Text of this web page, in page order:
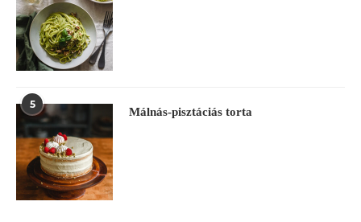
5
Málnás-pisztáciás torta